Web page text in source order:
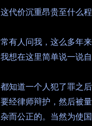
这代价沉重昂贵至什么
常有人问我，这么多年
我想在这里简单说一说自
都知道一个人犯了罪之
要经律师辩护，然后被
杂而公正的。当然为使